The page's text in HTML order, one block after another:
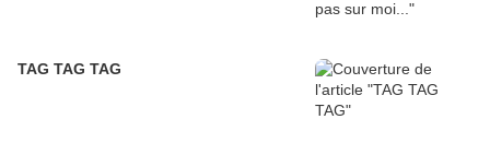
TAG TAG TAG